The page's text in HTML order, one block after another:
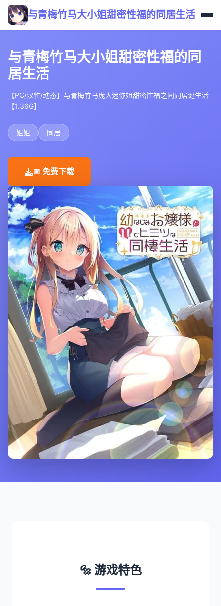
与青梅竹马大小姐甜密性福的同居生活
与青梅竹马大小姐甜密性福的同
居生活
【PC/汉性/动态】与青梅竹马庞大迷你姐甜密性福之间同居诞生活
【1.36G】
姐姐 同居
📅 免费下载
🔩 游戏特色